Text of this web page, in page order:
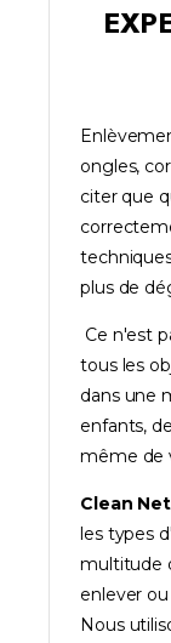
ongles,
citer que
plus de
Ce n'est
tous les
dans une
enfants,
même de
Clean
les types
multitude
enlever
Nous